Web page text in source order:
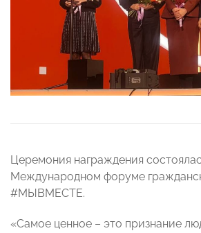
Церемония награждения
Международном форуме
#МЫВМЕСТЕ.
«Самое ценное – это признание